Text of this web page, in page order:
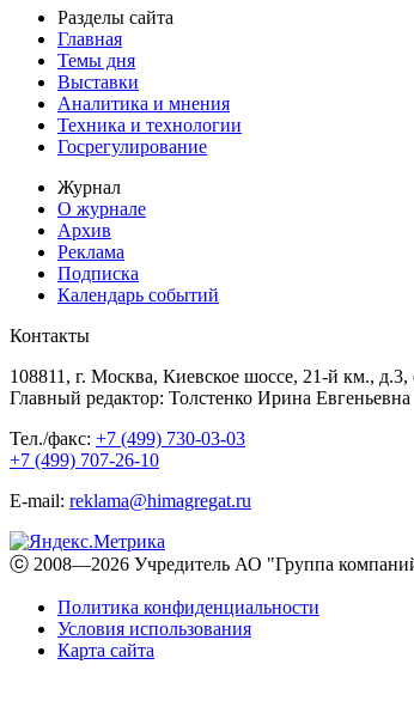
Разделы сайта
Главная
Темы дня
Выставки
Аналитика и мнения
Техника и технологии
Госрегулирование
Журнал
О журнале
Архив
Реклама
Подписка
Календарь событий
Контакты
108811, г. Москва, Киевское шоссе, 21-й км., д.3,
Главный редактор: Толстенко Ирина Евгеньевна
Тел./факс: +7 (499) 730-03-03
+7 (499) 707-26-10
E-mail: reklama@himagregat.ru
ⓒ 2008—2026 Учредитель АО "Группа
Политика конфиденциальности
Условия использования
Карта сайта